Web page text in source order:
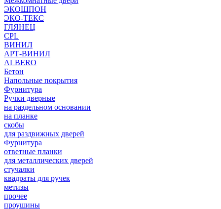
ЭКОШПОН
ЭКО-ТЕКС
ГЛЯНЕЦ
CPL
ВИНИЛ
АРТ-ВИНИЛ
ALBERO
Бетон
Напольные покрытия
Фурнитура
Ручки дверные
на раздельном основании
на планке
скобы
для раздвижных дверей
Фурнитура
ответные планки
для металлических дверей
стучалки
квадраты для ручек
метизы
прочее
проушины